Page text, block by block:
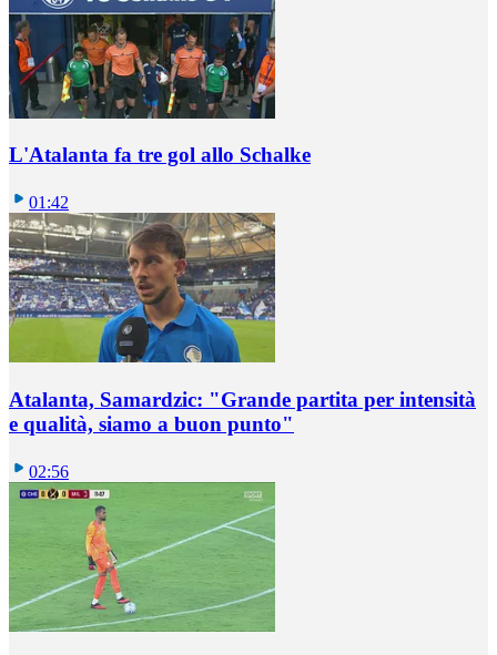
L'Atalanta fa tre gol allo Schalke
01:42
Atalanta, Samardzic: "Grande partita per intensità
e qualità, siamo a buon punto"
02:56